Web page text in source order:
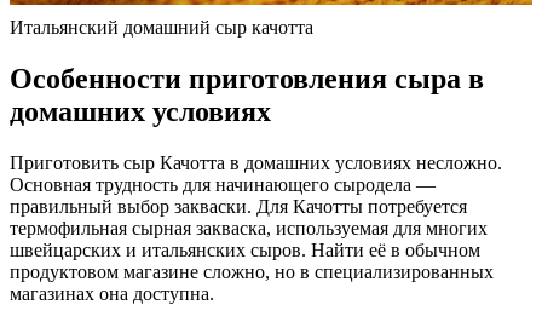
Итальянский домашний сыр качотта
Особенности приготовления сыра в
домашних условиях
Приготовить сыр Качотта в домашних условиях несложно.
Основная трудность для начинающего сыродела —
правильный выбор закваски. Для Качотты потребуется
термофильная сырная закваска, используемая для многих
швейцарских и итальянских сыров. Найти её в обычном
продуктовом магазине сложно, но в специализированных
магазинах она доступна.